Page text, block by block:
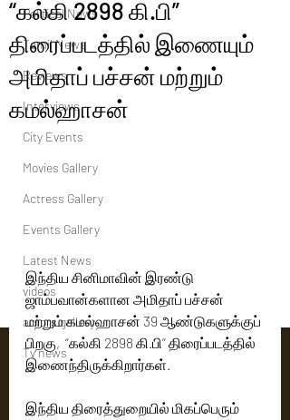
Political News
Tamil News
Reviews
Interviews
City Events
Movies Gallery
Actress Gallery
Events Gallery
Latest News
videos
actors gallery
Tv news
“கல்கி 2898 கி.பி”
திரைப்படத்தில் இணையும்
அமிதாப் பச்சன் மற்றும்
கமல்ஹாசன்
இந்திய சினிமாவின் இரண்டு
ஜாம்பவான்களான அமிதாப் பச்சன்
மற்றும் கமல்ஹாசன் 39 ஆண்டுகளுக்குப்
பிறகு,  “கல்கி 2898 கி.பி” திரைப்படத்தில்
இணைந்திருக்கிறார்கள்.
இந்திய திரைத்துறையில் மிகப்பெரும்